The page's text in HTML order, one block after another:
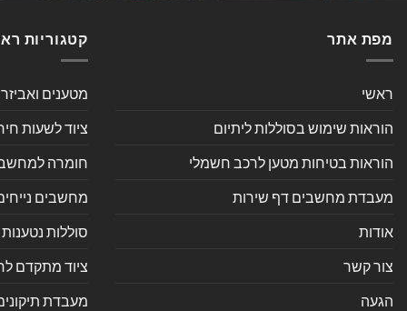
מפת אתר
ראשי
הוראות שימוש בסוללות ליתיום
הוראות בטיחות מטען לרכב חשמלי
מעבדת מחשבים דף שירות
אודות
צור קשר
הגעה
קטגוריות
מטענים
ציוד לשעות
חומרה למחשב
מחשבים
סוללות נטענות
ציוד מתקדם
מעבדת